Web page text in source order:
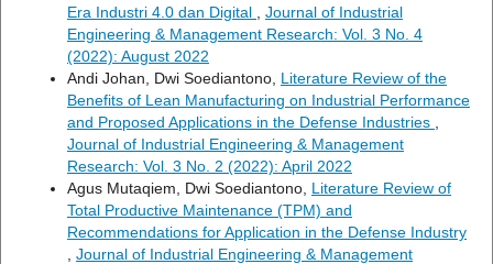
Era Industri 4.0 dan Digital
Journal of Industrial
Engineering & Management Research: Vol. 3 No. 4
(2022): August 2022
Andi Johan, Dwi Soediantono, Literature Review of the
Benefits of Lean Manufacturing on Industrial Performance
and Proposed Applications in the Defense Industries
Journal of Industrial Engineering & Management
Research: Vol. 3 No. 2 (2022): April 2022
Agus Mutaqiem, Dwi Soediantono, Literature Review of
Total Productive Maintenance (TPM) and
Recommendations for Application in the Defense Industry
Journal of Industrial Engineering & Management